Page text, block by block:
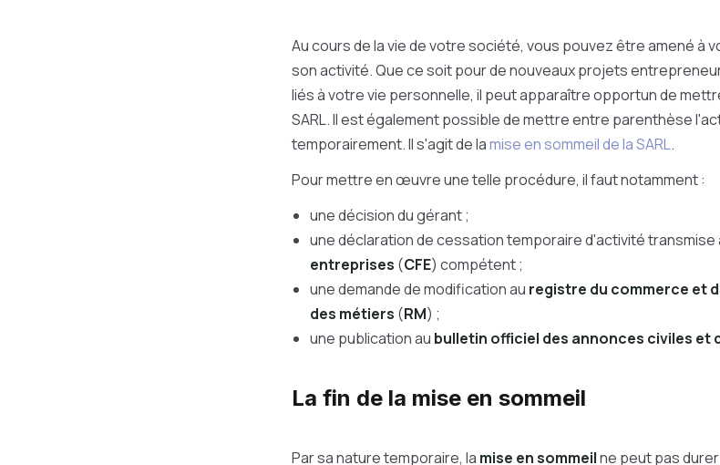
Au cours de la vie de votre société, vous pouvez être amené à
son activité. Que ce soit pour de nouveaux projets
liés à votre vie personnelle, il peut apparaître opportun de
SARL. Il est également possible de mettre entre parenthèse
temporairement. Il s'agit de lamise en sommeil de la SARL.
Pour mettre en œuvre une telle procédure, il faut notamment :
une décision du gérant ;
une déclaration de cessation temporaire d'activité transmise
entreprises (CFE) compétent ;
une demande de modification au registre du commerce et
des métiers (RM) ;
une publication au bulletin officiel des annonces civiles et
La fin de la mise en sommeil
Par sa nature temporaire, la mise en sommeilne peut pas